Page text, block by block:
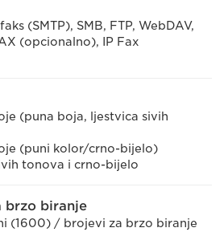
(SMTP), SMB, FTP, WebDAV,
(opcionalno), IP Fax
(puna boja, ljestvica sivih
(puni kolor/crno-bijelo)
tonova i crno-bijelo
brzo biranje
(1600) / brojevi za brzo biranje